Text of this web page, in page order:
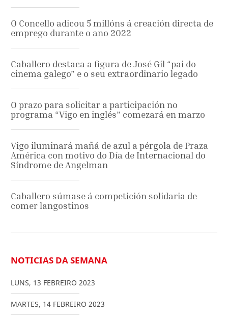
O Concello adicou 5 millóns á creación directa de
emprego durante o ano 2022
Caballero destaca a figura de José Gil “pai do
cinema galego” e o seu extraordinario legado
O prazo para solicitar a participación no
programa “Vigo en inglés” comezará en marzo
Vigo iluminará mañá de azul a pérgola de Praza
América con motivo do Día de Internacional do
Síndrome de Angelman
Caballero súmase á competición solidaria de
comer langostinos
NOTICIAS DA SEMANA
LUNS, 13 FEBREIRO 2023
MARTES, 14 FEBREIRO 2023